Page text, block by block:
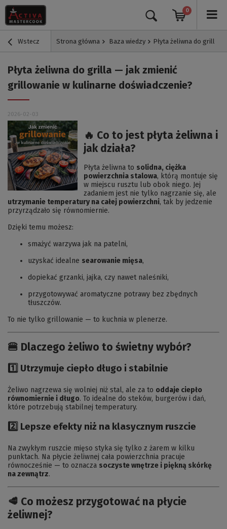
0
Wstecz Strona główna Baza wiedzy Płyta żeliwna do grilla
Płyta żeliwna do grilla — jak zmienić
grillowanie w kulinarne doświadczenie?
2026-02-03
🔥 Co to jest płyta żeliwna i
jak działa?
Płyta żeliwna to solidna, ciężka
powierzchnia stalowa, którą montuje się
w miejscu rusztu lub obok niego. Jej
zadaniem jest nie tylko nagrzanie się, ale
utrzymanie temperatury na całej powierzchni, tak by jedzenie
przyrządzało się równomiernie.
Dzięki temu możesz:
smażyć warzywa jak na patelni,
uzyskać idealne searowanie mięsa,
dopiekać grzanki, jajka, czy nawet naleśniki,
przygotowywać aromatyczne potrawy bez zbędnych
tłuszczów.
To nie tylko grillowanie — to kuchnia w plenerze.
🍔 Dlaczego żeliwo to świetny wybór?
1️⃣ Utrzymuje ciepło długo i stabilnie
Żeliwo nagrzewa się wolniej niż stal, ale za to oddaje ciepło
równomiernie i długo. To idealne do steków, burgerów i dań,
które potrzebują stabilnej temperatury.
2️⃣ Lepsze efekty niż na klasycznym ruszcie
Na zwykłym ruszcie mięso styka się tylko z żarem w kilku
punktach. Na płycie żeliwnej cała powierzchnia pracuje
równocześnie — to oznacza soczyste wnętrze i piękną skórkę
na zewnątrz.
🥩 Co możesz przygotować na płycie
żeliwnej?